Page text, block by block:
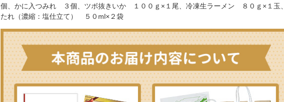
個、かに入つみれ ３個、ツボ抜きいか １００ｇ×１尾、冷凍生ラーメン ８０ｇ×１玉、
たれ（濃縮：塩仕立て） ５０ml×２袋